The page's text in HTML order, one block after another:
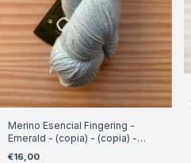
Merino Esencial Fingering -
Emerald - (copia) - (copia) -
€16,00